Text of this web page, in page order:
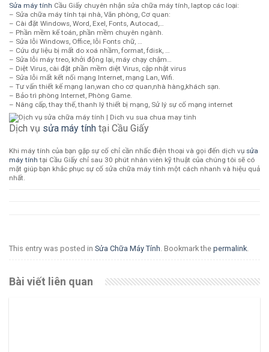
Sửa máy tính Cầu Giấy chuyên nhận sửa chữa máy tính, laptop các loại:
– Sửa chữa máy tính tại nhà, Văn phòng, Cơ quan:
– Cài đặt Windows, Word, Exel, Fonts, Autocad,…
– Phần mềm kế toán, phần mềm chuyên ngành.
– Sửa lỗi Windows, Office, lỗi Fonts chữ, …
– Cứu dự liệu bị mất do xoá nhầm, format, fdisk, …
– Sửa lỗi máy treo, khởi động lại, máy chạy chậm…
– Diệt Virus, cài đặt phần mềm diệt Virus, cập nhật virus
– Sửa lỗi mất kết nối mạng Internet, mạng Lan, Wifi.
– Tư vấn thiết kế mạng lan,wan cho cơ quan,nhà hàng,khách sạn.
– Bảo trì phòng Internet, Phòng Game.
– Nâng cấp, thay thế, thanh lý thiết bị mạng, Sử lý sự cố mạng internet
Dịch vụ sửa máy tính tại Cầu Giấy
Khi máy tính của bạn gặp sự cố chỉ cần nhấc điện thoại và gọi đến dịch vụ sửa
máy tính tại Cầu Giấy chỉ sau 30 phút nhân viên kỹ thuật của chúng tôi sẽ có
mặt giúp bạn khắc phục sự cố sửa chữa máy tính một cách nhanh và hiệu quả
nhất.
This entry was posted in Sửa Chữa Máy Tính. Bookmark the permalink.
Bài viết liên quan